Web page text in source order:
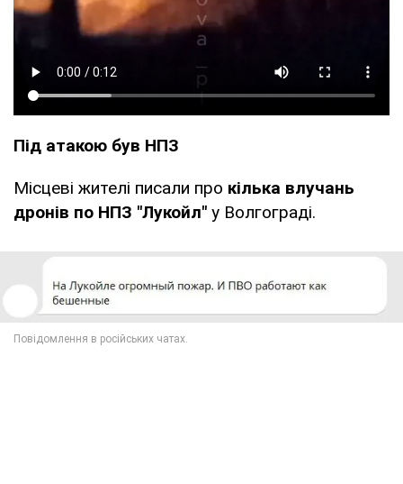
Під атакою був НПЗ
Місцеві жителі писали про кілька влучань
дронів по НПЗ "Лукойл" у Волгограді.